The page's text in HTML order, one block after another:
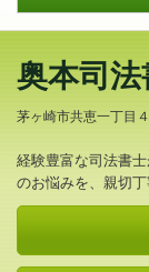
奥本司
茅ヶ崎市共恵一丁目
経験豊富な司法書
のお悩みを、親切丁